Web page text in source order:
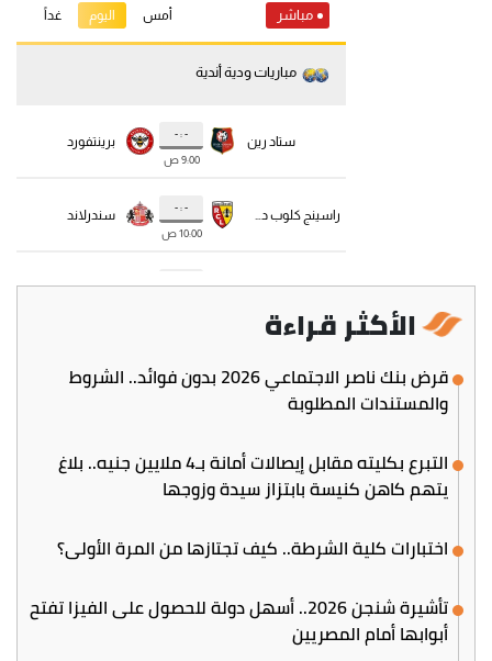
الأكثر قراءة
قرض بنك ناصر الاجتماعي 2026 بدون فوائد.. الشروط
والمستندات المطلوبة
التبرع بكليته مقابل إيصالات أمانة بـ4 ملايين جنيه.. بلاغ
يتهم كاهن كنيسة بابتزاز سيدة وزوجها
اختبارات كلية الشرطة.. كيف تجتازها من المرة الأولى؟
تأشيرة شنجن 2026.. أسهل دولة للحصول على الفيزا تفتح
أبوابها أمام المصريين